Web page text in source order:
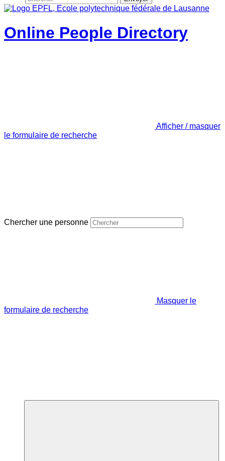
Online People Directory
Afficher / masquer
le formulaire de recherche
Chercher une personne
Masquer le
formulaire de recherche